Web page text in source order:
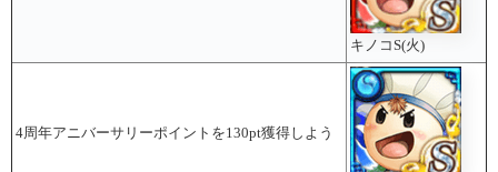
キノコS(火)
4周年アニバーサリーポイントを130pt獲得しよう